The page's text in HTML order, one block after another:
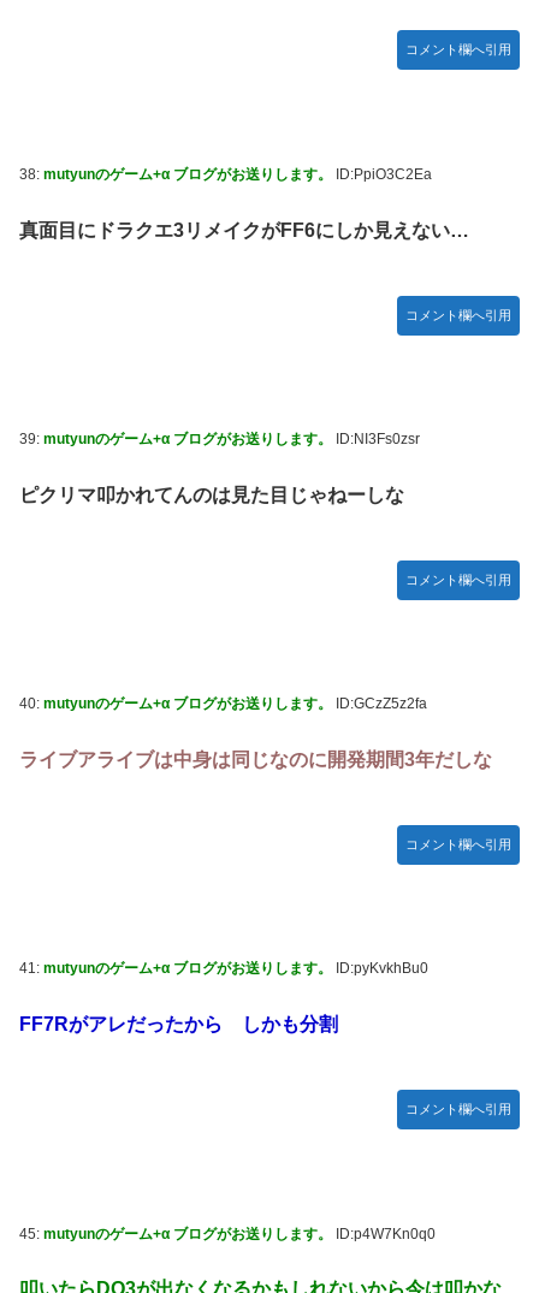
コメント欄へ引用
38: mutyunのゲーム+α ブログがお送りします。 ID:PpiO3C2Ea
真面目にドラクエ3リメイクがFF6にしか見えない…
コメント欄へ引用
39: mutyunのゲーム+α ブログがお送りします。 ID:NI3Fs0zsr
ピクリマ叩かれてんのは見た目じゃねーしな
コメント欄へ引用
40: mutyunのゲーム+α ブログがお送りします。 ID:GCzZ5z2fa
ライブアライブは中身は同じなのに開発期間3年だしな
コメント欄へ引用
41: mutyunのゲーム+α ブログがお送りします。 ID:pyKvkhBu0
FF7Rがアレだったから しかも分割
コメント欄へ引用
45: mutyunのゲーム+α ブログがお送りします。 ID:p4W7Kn0q0